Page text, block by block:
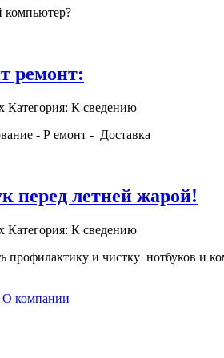
компьютер?
ремонт:
Категория: К сведению
- Р емонт - Доставка
перед летней жарой!
Категория: К сведению
профилактику и чистку нотбуков и
О компании